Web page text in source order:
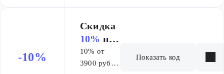
все товары.
скидками
более 30%.
-10%
Скидка
10% на
заказ
10% от
3900 руб.
Показать код